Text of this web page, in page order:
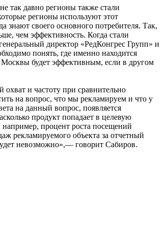
так давно регионы также стали
регионы используют этот
своего основного потребителя. Так,
чем эффективность. Когда стали
директор «РедКонгрес Групп» и
понять, где именно находится
будет эффективным, если в другом
и частоту при сравнительно
на вопрос, что мы рекламируем и что у
на данный вопрос, появляется
продукт попадает в целевую
процент роста посещений
рекламируемого объекта за отчетный
невозможно»,— говорит Сабиров.